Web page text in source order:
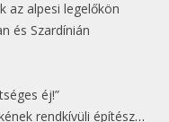
az alpesi legelőkön
és Szardínián
éj!”
építészeti kincsei